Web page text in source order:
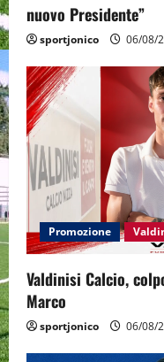
nuovo Presidente”
sportjonico 06/08/
Promozione
Valdinisi Calcio,
Marco
sportjonico 06/08/